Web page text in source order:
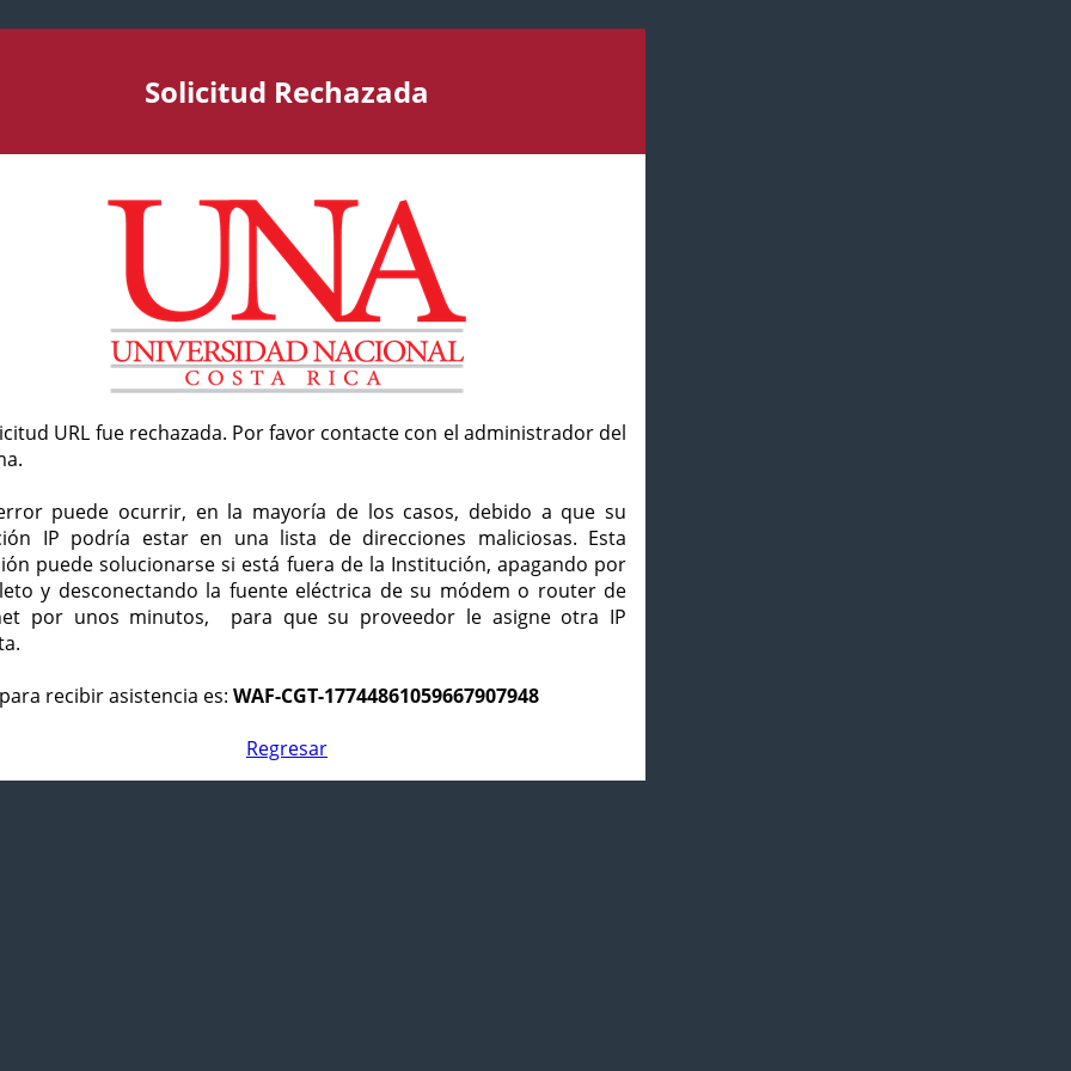
Solicitud Rechazada
URL fue rechazada. Por favor contacte con el administrador del
puede ocurrir, en la mayoría de los casos, debido a que su
IP podría estar en una lista de direcciones maliciosas. Esta
puede solucionarse si está fuera de la Institución, apagando por
y desconectando la fuente eléctrica de su módem o router de
por unos minutos, para que su proveedor le asigne otra IP
recibir asistencia es: WAF-CGT-17744861059667907948
Regresar